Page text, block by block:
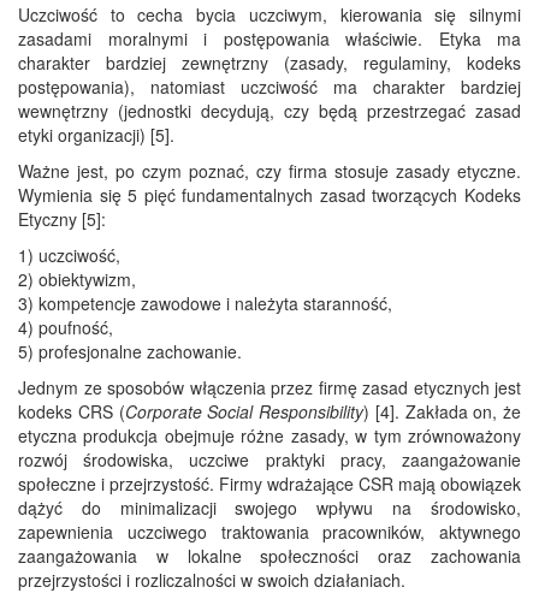
Uczciwość to cecha bycia uczciwym, kierowania się silnymi
zasadami moralnymi i postępowania właściwie. Etyka ma
charakter bardziej zewnętrzny (zasady, regulaminy, kodeks
postępowania), natomiast uczciwość ma charakter bardziej
wewnętrzny (jednostki decydują, czy będą przestrzegać zasad
etyki organizacji) [5].
Ważne jest, po czym poznać, czy firma stosuje zasady etyczne.
Wymienia się 5 pięć fundamentalnych zasad tworzących Kodeks
Etyczny [5]:
1) uczciwość,
2) obiektywizm,
3) kompetencje zawodowe i należyta staranność,
4) poufność,
5) profesjonalne zachowanie.
Jednym ze sposobów włączenia przez firmę zasad etycznych jest
kodeks CRS (Corporate Social Responsibility) [4]. Zakłada on, że
etyczna produkcja obejmuje różne zasady, w tym zrównoważony
rozwój środowiska, uczciwe praktyki pracy, zaangażowanie
społeczne i przejrzystość. Firmy wdrażające CSR mają obowiązek
dążyć do minimalizacji swojego wpływu na środowisko,
zapewnienia uczciwego traktowania pracowników, aktywnego
zaangażowania w lokalne społeczności oraz zachowania
przejrzystości i rozliczalności w swoich działaniach.